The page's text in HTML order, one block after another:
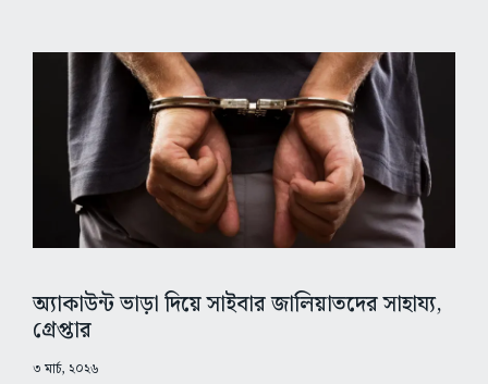
অ্যাকাউন্ট ভাড়া দিয়ে সাইবার জালিয়াতদের সাহায্য,
গ্রেপ্তার
৩ মার্চ, ২০২৬